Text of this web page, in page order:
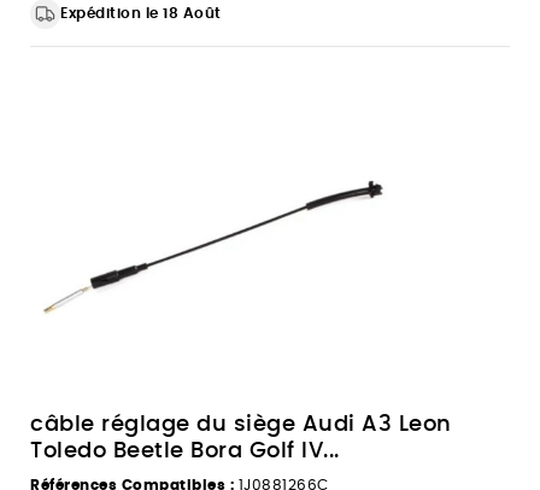
Expédition le 18 Août
câble réglage du siège Audi A3 Leon
Toledo Beetle Bora Golf IV...
Références Compatibles : 1J0881266C